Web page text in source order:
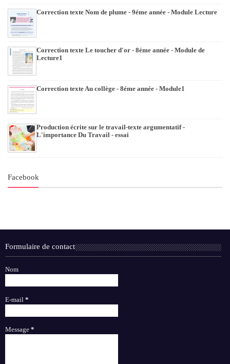
Correction texte Nom de plume - 9éme année - Module Lecture
Correction texte Le toucher d'or - 8éme année - Module de
Lecture1
Correction texte Au collège - 8éme année - Module1
Production écrite sur le travail-texte argumentatif -
L'importance Du Travail - essai
Facebook
Formulaire de contact
Nom
E-mail *
Message *